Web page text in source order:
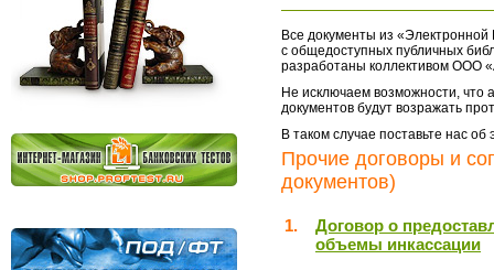
Все документы из «Электронной
с общедоступных публичных
разработаны коллективом ООО
Не исключаем возможности, что
документов будут возражать
В таком случае поставьте нас
Прочие договоры и
документов)
1.
Договор о
объемы инкассации